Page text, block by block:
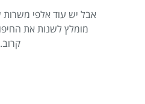
אבל יש עוד אלפי משרות
מומלץ לשנות את
קרוב.